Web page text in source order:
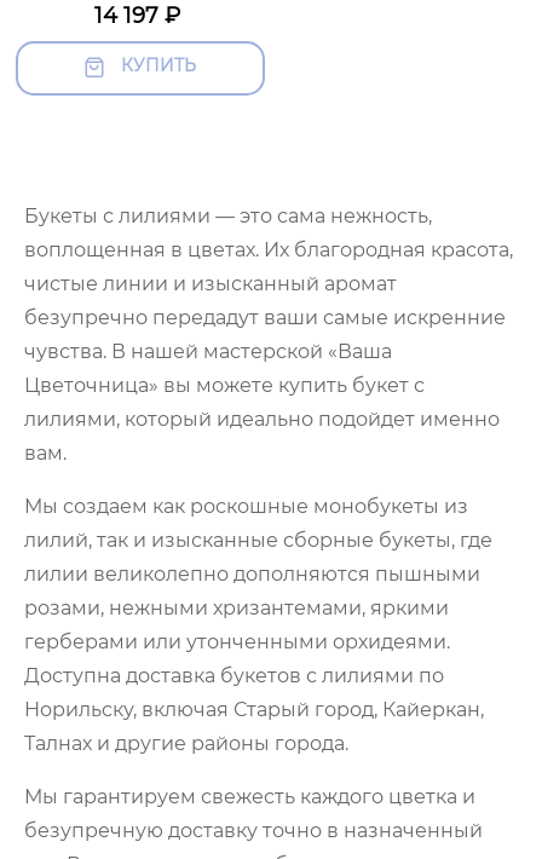
14 197 ₽
КУПИТЬ
Букеты с лилиями — это сама нежность,
воплощенная в цветах. Их благородная красота,
чистые линии и изысканный аромат
безупречно передадут ваши самые искренние
чувства. В нашей мастерской «Ваша
Цветочница» вы можете купить букет с
лилиями, который идеально подойдет именно
вам.
Мы создаем как роскошные монобукеты из
лилий, так и изысканные сборные букеты, где
лилии великолепно дополняются пышными
розами, нежными хризантемами, яркими
герберами или утонченными орхидеями.
Доступна доставка букетов с лилиями по
Норильску, включая Старый город, Кайеркан,
Талнах и другие районы города.
Мы гарантируем свежесть каждого цветка и
безупречную доставку точно в назначенный